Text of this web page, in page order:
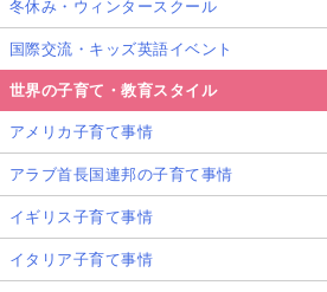
冬休み・ウィンタースクール
国際交流・キッズ英語イベント
世界の子育て・教育スタイル
アメリカ子育て事情
アラブ首長国連邦の子育て事情
イギリス子育て事情
イタリア子育て事情